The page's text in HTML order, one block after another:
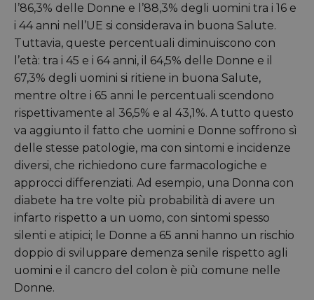
l’86,3% delle Donne e l’88,3% degli uomini tra i 16 e
i 44 anni nell’UE si considerava in buona Salute.
Tuttavia, queste percentuali diminuiscono con
l’età: tra i 45 e i 64 anni, il 64,5% delle Donne e il
67,3% degli uomini si ritiene in buona Salute,
mentre oltre i 65 anni le percentuali scendono
rispettivamente al 36,5% e al 43,1%. A tutto questo
va aggiunto il fatto che uomini e Donne soffrono sì
delle stesse patologie, ma con sintomi e incidenze
diversi, che richiedono cure farmacologiche e
approcci differenziati. Ad esempio, una Donna con
diabete ha tre volte più probabilità di avere un
infarto rispetto a un uomo, con sintomi spesso
silenti e atipici; le Donne a 65 anni hanno un rischio
doppio di sviluppare demenza senile rispetto agli
uomini e il cancro del colon è più comune nelle
Donne.